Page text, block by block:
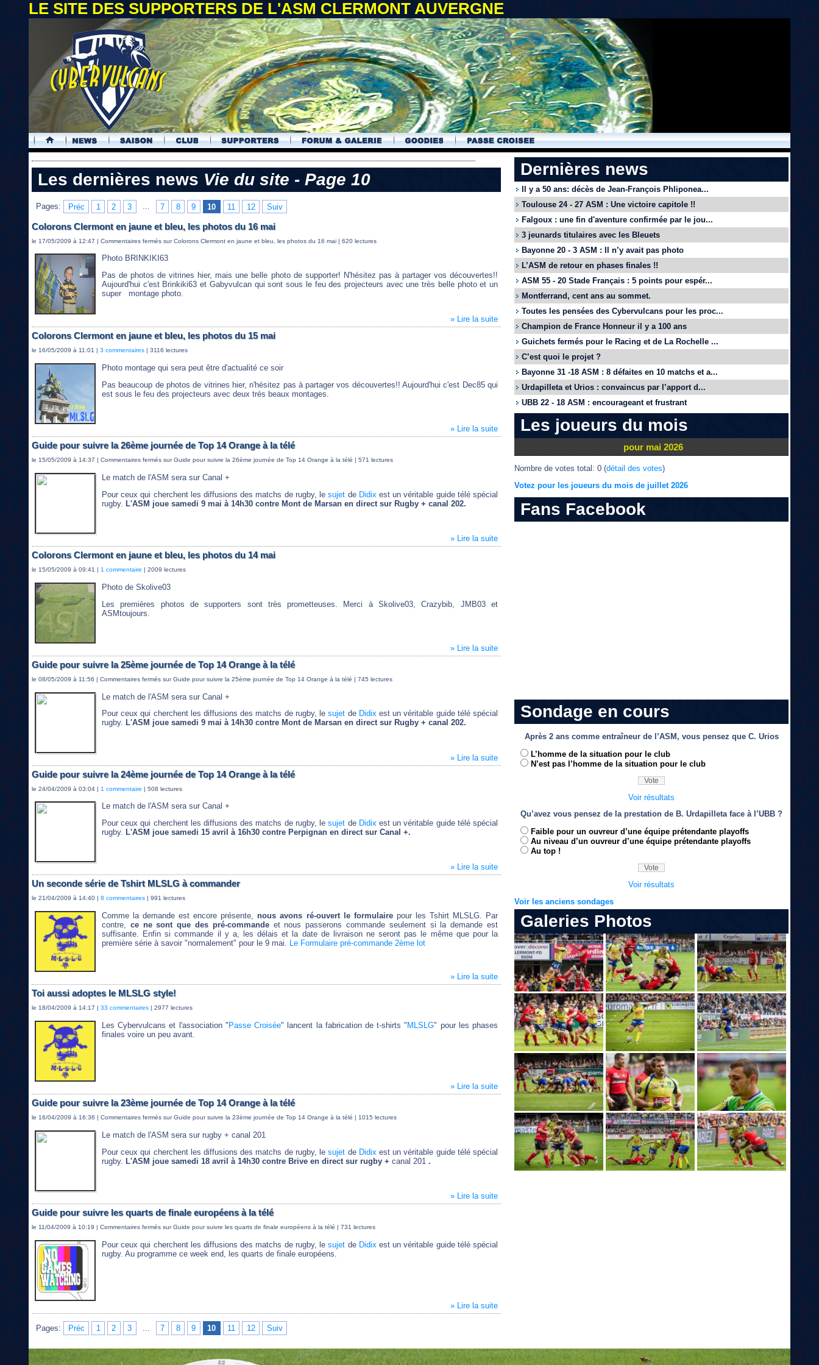
LE SITE DES SUPPORTERS DE L'ASM CLERMONT AUVERGNE
.
Les dernières news Vie du site - Page 10
Pages: Préc 1 2 3 ... 7 8 9 10 11 12 Suiv
Colorons Clermont en jaune et bleu, les photos du 16 mai
le 17/05/2009 à 12:47 | Commentaires fermés sur Colorons Clermont en jaune et bleu, les photos du 16 mai | 620 lectures
Photo BRINKIKI63
Pas de photos de vitrines hier, mais une belle photo de supporter! N'hésitez pas à partager vos découvertes!!
Aujourd'hui c'est Brinkiki63 et Gabyvulcan qui sont sous le feu des projecteurs avec une très belle photo et un
super montage photo.
» Lire la suite
Colorons Clermont en jaune et bleu, les photos du 15 mai
le 16/05/2009 à 11:01 | 3 commentaires | 3116 lectures
Photo montage qui sera peut être d'actualité ce soir
Pas beaucoup de photos de vitrines hier, n'hésitez pas à partager vos découvertes!! Aujourd'hui c'est Dec85 qui
est sous le feu des projecteurs avec deux très beaux montages.
» Lire la suite
Guide pour suivre la 26ème journée de Top 14 Orange à la télé
le 15/05/2009 à 14:37 | Commentaires fermés sur Guide pour suivre la 26ème journée de Top 14 Orange à la télé | 571 lectures
Le match de l'ASM sera sur Canal +
Pour ceux qui cherchent les diffusions des matchs de rugby, lesujet de Didix est un véritable guide télé spécial
rugby.
L'ASM joue samedi 9 mai à 14h30 contre Mont de Marsan en direct sur Rugby + canal 202.
» Lire la suite
Colorons Clermont en jaune et bleu, les photos du 14 mai
le 15/05/2009 à 09:41 | 1 commentaire | 2009 lectures
Photo de Skolive03
Les premières photos de supporters sont très prometteuses. Merci à Skolive03, Crazybib, JMB03 et
ASMtoujours.
» Lire la suite
Guide pour suivre la 25ème journée de Top 14 Orange à la télé
le 08/05/2009 à 11:56 | Commentaires fermés sur Guide pour suivre la 25ème journée de Top 14 Orange à la télé | 745 lectures
Le match de l'ASM sera sur Canal +
Pour ceux qui cherchent les diffusions des matchs de rugby, lesujet de Didixest un véritable guide télé spécial
rugby. L'ASM joue samedi 9 mai à 14h30 contre Mont de Marsan en direct sur Rugby + canal 202.
» Lire la suite
Guide pour suivre la 24ème journée de Top 14 Orange à la télé
le 24/04/2009 à 03:04 | 1 commentaire | 508 lectures
Le match de l'ASM sera sur Canal +
Pour ceux qui cherchent les diffusions des matchs de rugby, lesujet de Didixest un véritable guide télé spécial
rugby. L'ASM joue samedi 15 avril à 16h30 contre Perpignan en direct sur Canal +.
» Lire la suite
Un seconde série de Tshirt MLSLG à commander
le 21/04/2009 à 14:40 | 8 commentaires | 991 lectures
Comme la demande est encore présente,nous avons ré-ouvert le formulairepour les Tshirt MLSLG. Par
contre, ce ne sont que des pré-commandeet nous passerons commande seulement si la demande est
suffisante. Enfin si commande il y a, les délais et la date de livraison ne seront pas le même que pour la
première série à savoir "normalement" pour le 9 mai. Le Formulaire pré-commande 2ème lot
» Lire la suite
Toi aussi adoptes le MLSLG style!
le 18/04/2009 à 14:17 | 33 commentaires | 2977 lectures
Les Cybervulcans et l'association " Passe Croisée" lancent la fabrication de t-shirts " MLSLG" pour les phases
finales voire un peu avant.
» Lire la suite
Guide pour suivre la 23ème journée de Top 14 Orange à la télé
le 16/04/2009 à 16:36 | Commentaires fermés sur Guide pour suivre la 23ème journée de Top 14 Orange à la télé | 1015 lectures
Le match de l'ASM sera sur rugby + canal 201
Pour ceux qui cherchent les diffusions des matchs de rugby, lesujet de Didix est un véritable guide télé spécial
rugby. L'ASM joue samedi 18 avril à 14h30 contre Brive en direct sur rugby + canal 201 .
» Lire la suite
Guide pour suivre les quarts de finale européens à la télé
le 11/04/2009 à 10:19 | Commentaires fermés sur Guide pour suivre les quarts de finale européens à la télé | 731 lectures
Pour ceux qui cherchent les diffusions des matchs de rugby, lesujet de Didix est un véritable guide télé spécial
rugby. Au programme ce week end, les quarts de finale européens.
» Lire la suite
Pages: Préc 1 2 3 ... 7 8 9 10 11 12 Suiv
Dernières news
Il y a 50 ans: décès de Jean-François Phliponea...
Toulouse 24 - 27 ASM : Une victoire capitole !!
Falgoux : une fin d'aventure confirmée par le jou...
3 jeunards titulaires avec les Bleuets
Bayonne 20 - 3 ASM : Il n’y avait pas photo
L’ASM de retour en phases finales !!
ASM 55 - 20 Stade Français : 5 points pour espér...
Montferrand, cent ans au sommet.
Toutes les pensées des Cybervulcans pour les proc...
Champion de France Honneur il y a 100 ans
Guichets fermés pour le Racing et de La Rochelle ...
C’est quoi le projet ?
Bayonne 31 -18 ASM : 8 défaites en 10 matchs et a...
Urdapilleta et Urios : convaincus par l’apport d...
UBB 22 - 18 ASM : encourageant et frustrant
Les joueurs du mois
pour mai 2026
Nombre de votes total: 0 (détail des votes)
Votez pour les joueurs du mois de juillet 2026
Fans Facebook
Sondage en cours
Après 2 ans comme entraîneur de l’ASM, vous pensez que C. Urios
L’homme de la situation pour le club
N’est pas l’homme de la situation pour le club
Voir résultats
Qu’avez vous pensez de la prestation de B. Urdapilleta face à l’UBB ?
Faible pour un ouvreur d’une équipe prétendante playoffs
Au niveau d’un ouvreur d’une équipe prétendante playoffs
Au top !
Voir résultats
Voir les anciens sondages
Galeries Photos